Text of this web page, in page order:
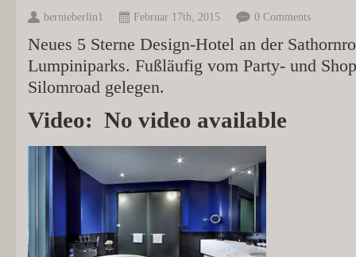
bernieberlin1 Februar 17th, 2015 0 Comments
Neues 5 Sterne Design-Hotel an der
Lumpiniparks. Fußläufig vom Party- und
Silomroad gelegen.
Video: No video available